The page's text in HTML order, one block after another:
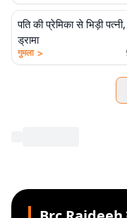
पति की प्रेमिका से भिड़ी
ड्रामा
गुमला >